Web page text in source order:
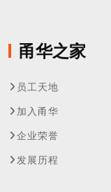
甬华之家
员工天地
加入甬华
企业荣誉
发展历程